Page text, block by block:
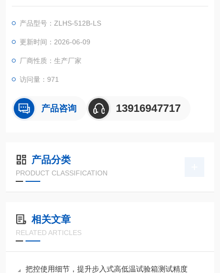
导体元器件、电子设备、塑胶五金构件化工原料和别的*用机器设
产品型号：ZLHS-512B-LS
更新时间：2026-06-09
厂商性质：生产厂家
访问量：971
产品咨询 13916947717
产品分类
PRODUCT CLASSIFICATION
相关文章
RELATED ARTICLES
把控使用细节，提升步入式高低温试验箱测试精度